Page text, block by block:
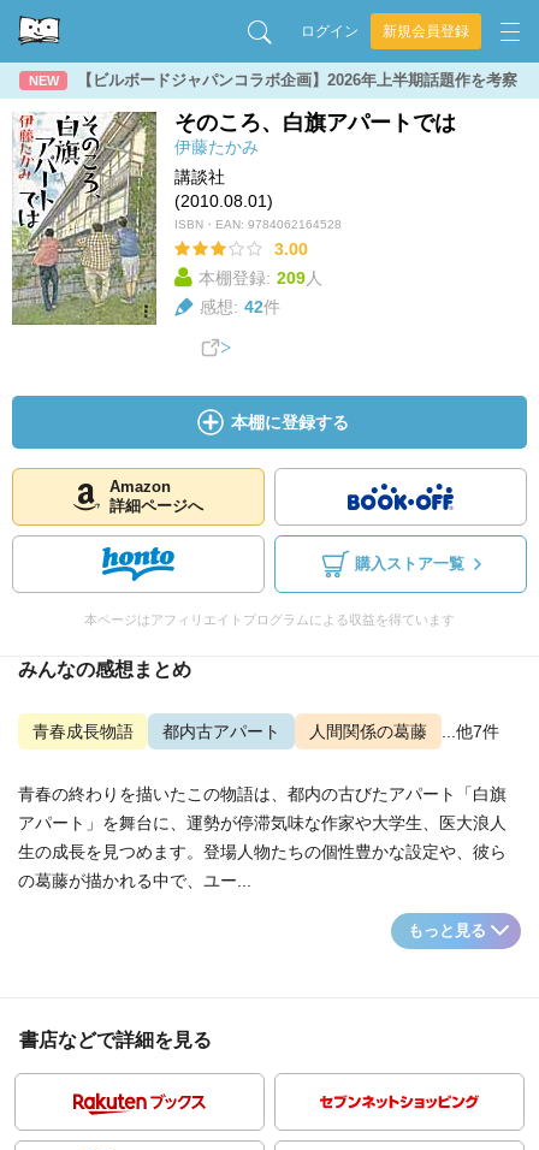
ログイン 新規会員登録
NEW 【ビルボードジャパンコラボ企画】2026年上半期話題作を考察
そのころ、白旗アパートでは
伊藤たかみ
講談社
(2010.08.01)
ISBN・EAN: 9784062164528
3.00
本棚登録: 209人
感想: 42件
本棚に登録する
Amazon
詳細ページへ
購入ストア一覧
本ページはアフィリエイトプログラムによる収益を得ています
みんなの感想まとめ
青春成長物語 都内古アパート 人間関係の葛藤 ...他7件
青春の終わりを描いたこの物語は、都内の古びたアパート「白旗
アパート」を舞台に、運勢が停滞気味な作家や大学生、医大浪人
生の成長を見つめます。登場人物たちの個性豊かな設定や、彼ら
の葛藤が描かれる中で、ユー...
もっと見る
書店などで詳細を見る